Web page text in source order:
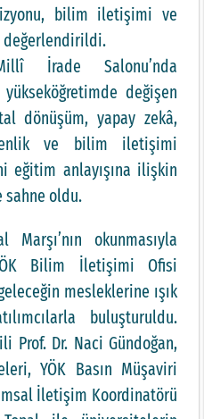
bilim iletişimi ve
değerlendirildi.
İrade Salonu’nda
değişen
dönüşüm, yapay zekâ,
ve bilim iletişimi
eğitim anlayışına ilişkin
oldu.
okunmasıyla
Bilim İletişimi Ofisi
mesleklerine ışık
buluşturuldu.
Prof. Dr. Naci Gündoğan,
YÖK Basın Müşaviri
İletişim Koordinatörü